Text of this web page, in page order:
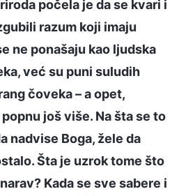
počela je da se kvari i
razum koji imaju
ne ponašaju kao ljudska
već su puni suludih
čoveka – a opet,
još više. Na šta se to
nadvise Boga, žele da
Šta je uzrok tome što
Kada se sve sabere i